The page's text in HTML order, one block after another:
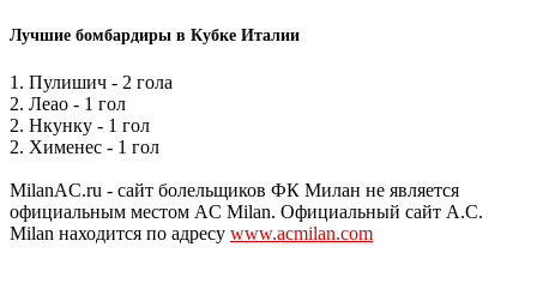
Лучшие бомбардиры в Кубке Италии
1. Пулишич - 2 гола
2. Леао - 1 гол
2. Нкунку - 1 гол
2. Хименес - 1 гол
MilanAC.ru - сайт болельщиков ФК Милан не является
официальным местом AC Milan. Официальный сайт A.C.
Milan находится по адресу www.acmilan.com